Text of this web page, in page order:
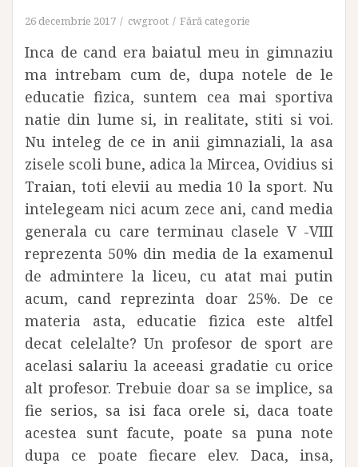
26 decembrie 2017 cwgroot Fără categorie
Inca de cand era baiatul meu in gimnaziu
ma intrebam cum de, dupa notele de le
educatie fizica, suntem cea mai sportiva
natie din lume si, in realitate, stiti si voi.
Nu inteleg de ce in anii gimnaziali, la asa
zisele scoli bune, adica la Mircea, Ovidius si
Traian, toti elevii au media 10 la sport. Nu
intelegeam nici acum zece ani, cand media
generala cu care terminau clasele V -VIII
reprezenta 50% din media de la examenul
de admintere la liceu, cu atat mai putin
acum, cand reprezinta doar 25%. De ce
materia asta, educatie fizica este altfel
decat celelalte? Un profesor de sport are
acelasi salariu la aceeasi gradatie cu orice
alt profesor. Trebuie doar sa se implice, sa
fie serios, sa isi faca orele si, daca toate
acestea sunt facute, poate sa puna note
dupa ce poate fiecare elev. Daca, insa,